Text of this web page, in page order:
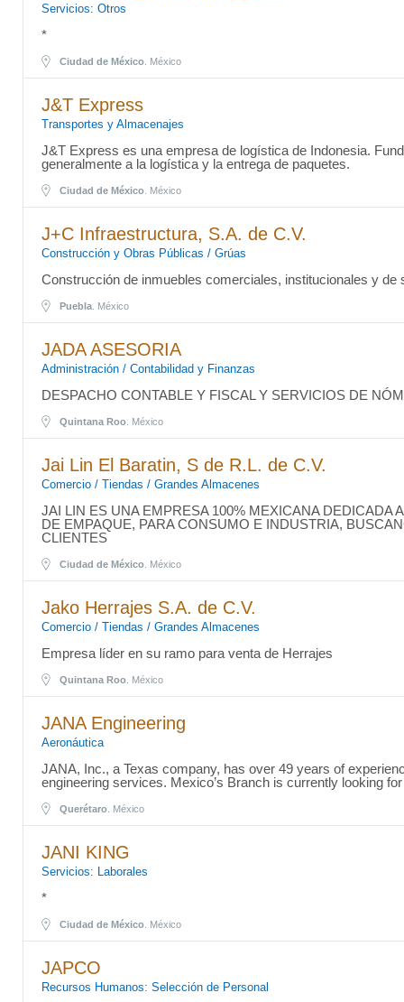
Servicios: Otros
*
Ciudad de México . México
J&T Express
Transportes y Almacenajes
J&T Express es una empresa de logística de Indonesia.
generalmente a la logística y la entrega de paquetes.
Ciudad de México . México
J+C Infraestructura, S.A. de C.V.
Construcción y Obras Públicas / Grúas
Construcción de inmuebles comerciales, institucionales y de
Puebla . México
JADA ASESORIA
Administración / Contabilidad y Finanzas
DESPACHO CONTABLE Y FISCAL Y SERVICIOS DE
Quintana Roo . México
Jai Lin El Baratin, S de R.L. de C.V.
Comercio / Tiendas / Grandes Almacenes
JAI LIN ES UNA EMPRESA 100% MEXICANA DEDICADA
DE EMPAQUE, PARA CONSUMO E INDUSTRIA,
CLIENTES
Ciudad de México . México
Jako Herrajes S.A. de C.V.
Comercio / Tiendas / Grandes Almacenes
Empresa líder en su ramo para venta de Herrajes
Quintana Roo . México
JANA Engineering
Aeronáutica
JANA, Inc., a Texas company, has over 49 years of
engineering services. Mexico’s Branch is currently looking
Querétaro . México
JANI KING
Servicios: Laborales
*
Ciudad de México . México
JAPCO
Recursos Humanos: Selección de Personal